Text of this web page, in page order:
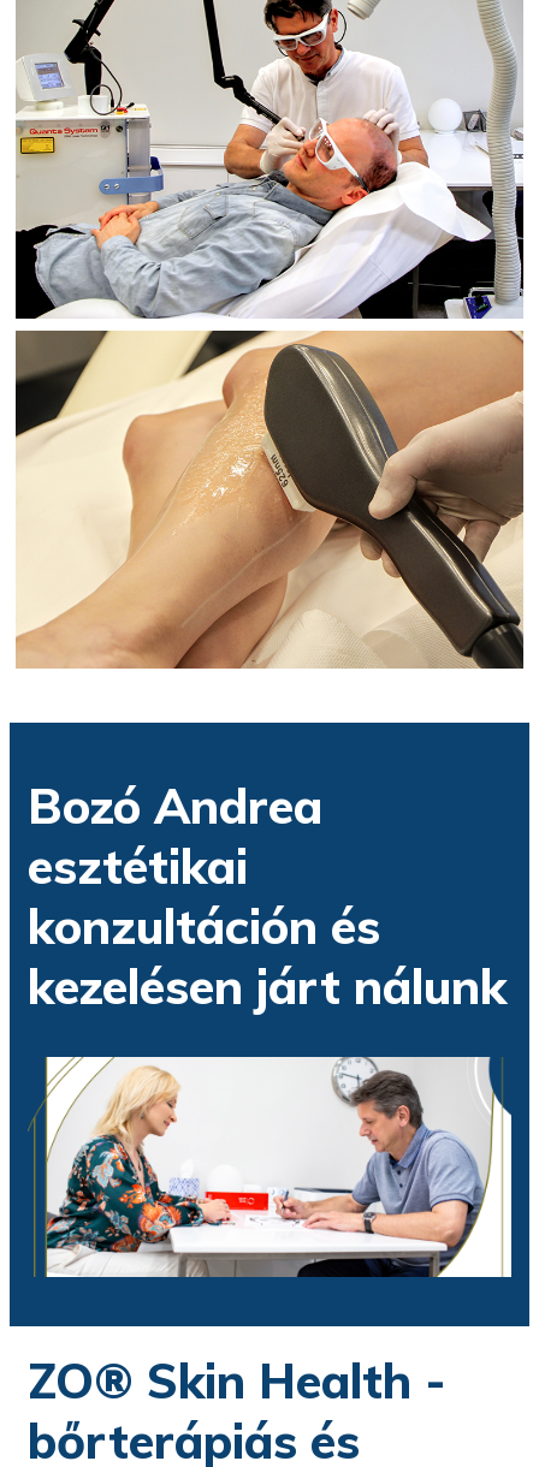
Bozó Andrea
esztétikai
konzultáción és
kezelésen járt nálunk
ZO® Skin Health -
bőrterápiás és